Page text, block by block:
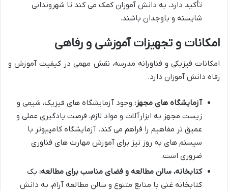
تأکید دارد، به دانش آموزان کمک می کند تا شهروندانی
شایسته و باوجدان باشند.
امکانات و تجهیزات آموزشی و رفاهی
امکانات فیزیکی و فناورانه مدرسه، نقش مهمی در کیفیت آموزش و
رفاه دانش آموزان دارد.
آزمایشگاه های مجهز: وجود آزمایشگاه های فیزیک، شیمی و
زیست مجهز به ابزارآلات و مواد لازم، فرصت یادگیری عملی و
عمیق تر مفاهیم را فراهم می کند. آزمایشگاه کامپیوتر با
سیستم های به روز نیز برای آموزش مهارت های فناوری
ضروری است.
کتابخانه، سالن مطالعه و فضای مناسب برای مطالعه: یک
کتابخانه غنی با منابع متنوع و سالن مطالعه آرام، به دانش